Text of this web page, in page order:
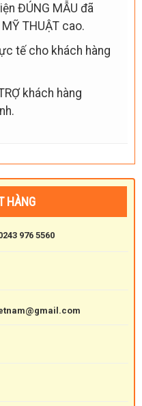
ĐÚNG MẪU đã
THUẬT cao.
tế cho khách hàng
khách hàng
HÀNG
976 5560